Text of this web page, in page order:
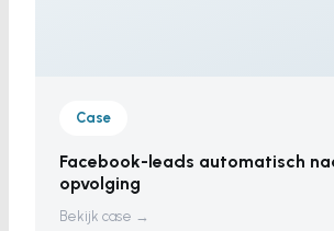
Case
Facebook-leads automatisch
opvolging
Bekijk case →